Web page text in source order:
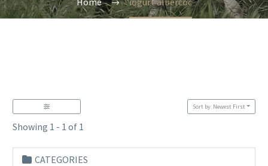
Showing 1 - 1 of 1
Sort by: Newest First
CATEGORIES